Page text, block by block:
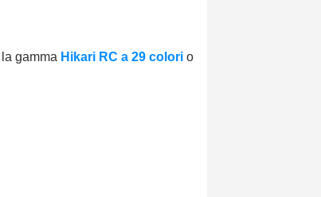
gamma Hikari RC a 29 colori o